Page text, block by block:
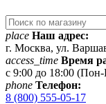
place Наш адрес:
г. Москва, ул.
access_time Время
c 9:00 до 18:00
phone Телефон:
8 (800) 555-05-17